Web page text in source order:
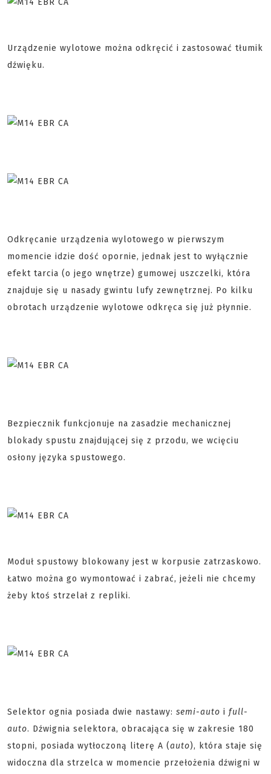
Urządzenie wylotowe można odkręcić i zastosować tłumik
dźwięku.
Odkręcanie urządzenia wylotowego w pierwszym
momencie idzie dość opornie, jednak jest to wyłącznie
efekt tarcia (o jego wnętrze) gumowej uszczelki, która
znajduje się u nasady gwintu lufy zewnętrznej. Po kilku
obrotach urządzenie wylotowe odkręca się już płynnie.
Bezpiecznik funkcjonuje na zasadzie mechanicznej
blokady spustu znajdującej się z przodu, we wcięciu
osłony języka spustowego.
Moduł spustowy blokowany jest w korpusie zatrzaskowo.
Łatwo można go wymontować i zabrać, jeżeli nie chcemy
żeby ktoś strzelał z repliki.
Selektor ognia posiada dwie nastawy: semi-auto i full-
auto. Dźwignia selektora, obracająca się w zakresie 180
stopni, posiada wytłoczoną literę A (auto), która staje się
widoczna dla strzelca w momencie przełożenia dźwigni w